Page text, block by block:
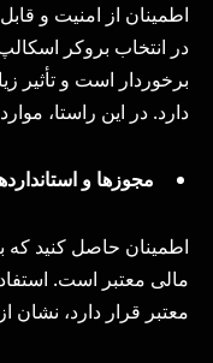
اطمینان از امنیت و
در انتخاب بروکر
برخوردار است و تأثیر
دارد. در این راستا،
مجوزها و
اطمینان حاصل کنید که
مالی معتبر است.
معتبر قرار دارد، نشان